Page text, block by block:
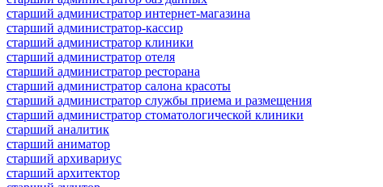
старший администратор интернет-магазина
старший администратор-кассир
старший администратор клиники
старший администратор отеля
старший администратор ресторана
старший администратор салона красоты
старший администратор службы приема и размещения
старший администратор стоматологической клиники
старший аналитик
старший аниматор
старший архивариус
старший архитектор